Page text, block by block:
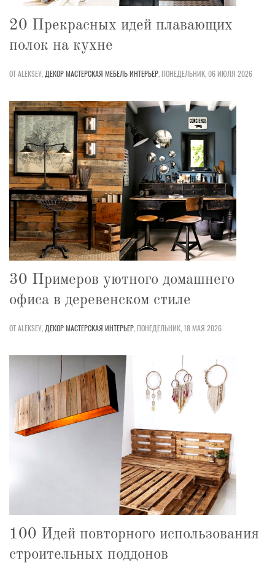
20 Прекрасных идей плавающих
полок на кухне
ОТ ALEKSEY, ДЕКОРМАСТЕРСКАЯ МЕБЕЛЬИНТЕРЬЕР,ПОНЕДЕЛЬНИК, 06 ИЮЛЯ 2026
30 Примеров уютного домашнего
офиса в деревенском стиле
ОТ ALEKSEY, ДЕКОРМАСТЕРСКАЯ ИНТЕРЬЕР,ПОНЕДЕЛЬНИК, 18 МАЯ 2026
100 Идей повторного использования
строительных поддонов